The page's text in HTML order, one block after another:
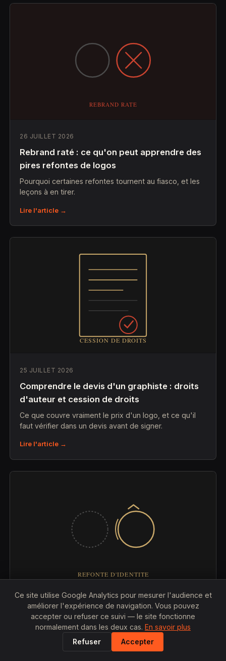
26 JUILLET 2026
Rebrand raté : ce qu'on peut apprendre des
pires refontes de logos
Pourquoi certaines refontes tournent au fiasco, et les
leçons à en tirer.
Lire l'article →
25 JUILLET 2026
Comprendre le devis d'un graphiste : droits
d'auteur et cession de droits
Ce que couvre vraiment le prix d'un logo, et ce qu'il
faut vérifier dans un devis avant de signer.
Lire l'article →
25 JUILLET 2026
Combien coûte la refonte complète d'une
identité visuelle ?
Prix, étapes et facteurs qui font varier le budget d'une
Ce site utilise Google Analytics pour mesurer l'audience et
améliorer l'expérience de navigation. Vous pouvez
accepter ou refuser ce suivi — le site fonctionne
normalement dans les deux cas. En savoir plus
Refuser
Accepter